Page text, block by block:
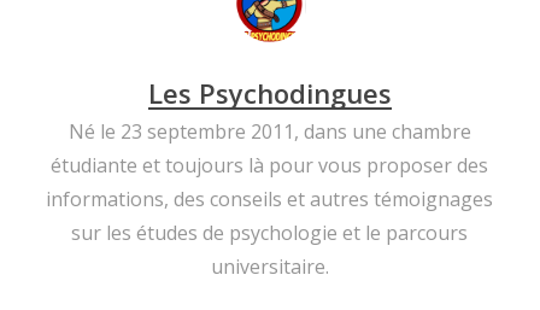
Les Psychodingues
Né le 23 septembre 2011, dans une chambre
étudiante et toujours là pour vous proposer des
informations, des conseils et autres témoignages
sur les études de psychologie et le parcours
universitaire.